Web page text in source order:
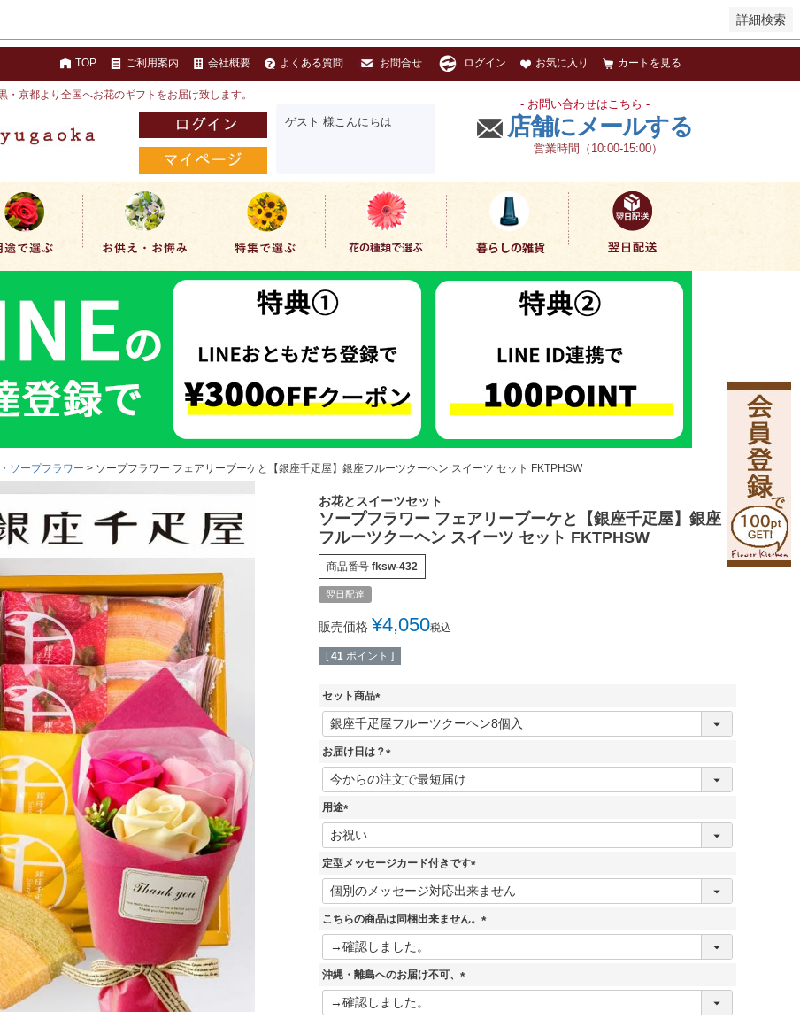
詳細検索
TOP ご利用案内 会社概要 よくある質問 お問合せ ログイン お気に入り カートを見る
・京都より全国へお花のギフトをお届け致します。
ゲスト 様こんにちは
- お問い合わせはこちら -
店舗にメールする
営業時間（10:00-15:00）
ソープフラワー ソープフラワー フェアリーブーケと【銀座千疋屋】銀座フルーツクーヘン スイーツ セット FKTPHSW
お花とスイーツセット
ソープフラワー フェアリーブーケと【銀座千疋屋】銀座
フルーツクーヘン スイーツ セット FKTPHSW
商品番号 fksw-432
翌日配達
販売価格 ¥4,050税込
[ 41 ポイント ]
セット商品
(
必
須
お届け日は？
(
必
用途
(
必
須
定型メッセージカード付きです
(
必
こちらの商品は同梱出来ません。
(
沖縄・離島へのお届け不可、
(